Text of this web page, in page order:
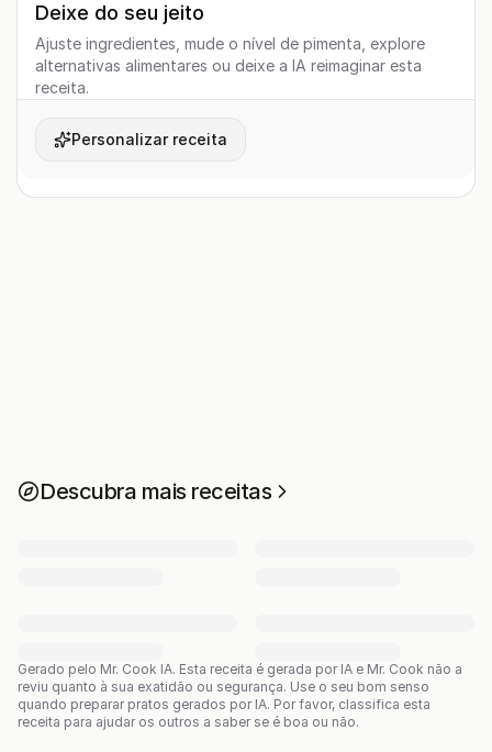
Deixe do seu jeito
Ajuste ingredientes, mude o nível de pimenta, explore
alternativas alimentares ou deixe a IA reimaginar esta
receita.
Personalizar receita
Descubra mais receitas
Gerado pelo Mr. Cook IA. Esta receita é gerada por IA e Mr. Cook não a
reviu quanto à sua exatidão ou segurança. Use o seu bom senso
quando preparar pratos gerados por IA. Por favor, classifica esta
receita para ajudar os outros a saber se é boa ou não.